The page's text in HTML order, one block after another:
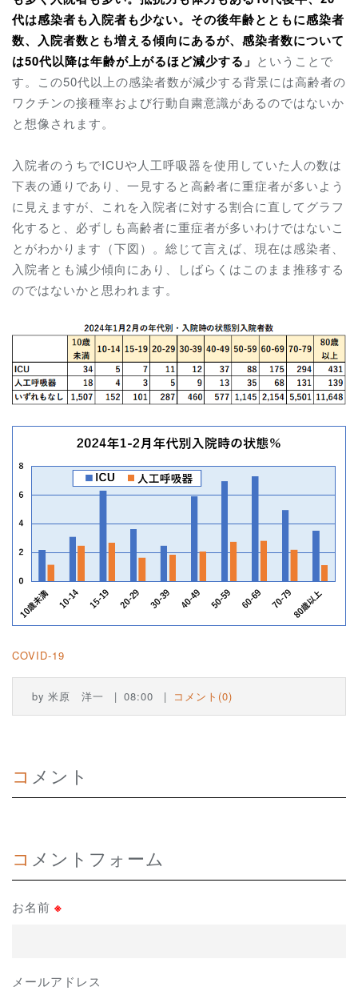
代は感染者も入院者も少ない。その後年齢とともに感染者
数、入院者数とも増える傾向にあるが、感染者数について
は50代以降は年齢が上がるほど減少する」 ということで
す。この50代以上の感染者数が減少する背景には高齢者の
ワクチンの接種率および行動自粛意識があるのではないか
と想像されます。
入院者のうちでICUや人工呼吸器を使用していた人の数は
下表の通りであり、一見すると高齢者に重症者が多いよう
に見えますが、これを入院者に対する割合に直してグラフ
化すると、必ずしも高齢者に重症者が多いわけではないこ
とがわかります（下図）。総じて言えば、現在は感染者、
入院者とも減少傾向にあり、しばらくはこのまま推移する
のではないかと思われます。
COVID-19
by 米原 洋一 08:00 コメント(0)
コメント
コメントフォーム
お名前 ※
メールアドレス